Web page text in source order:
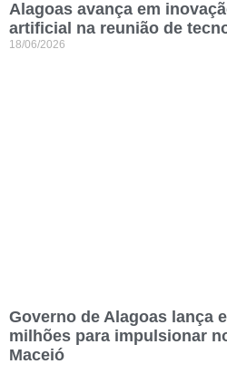
Alagoas avança em
artificial na reunião de
18/06/2026
Governo de Alagoas lança
milhões para impulsionar
Maceió